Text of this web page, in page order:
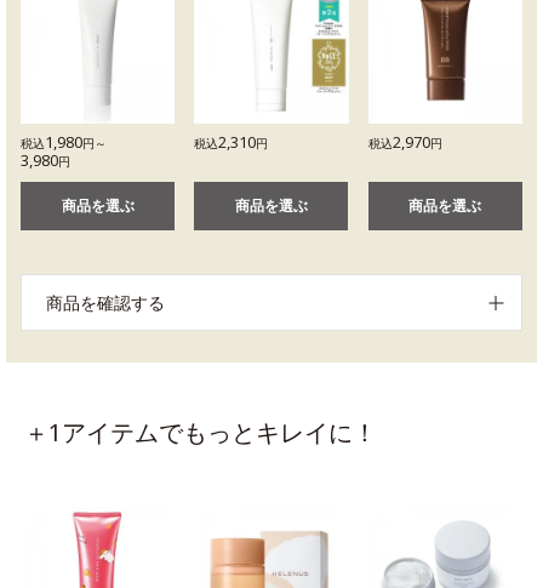
税込1,980円～
3,980円
商品を選ぶ
税込2,310円
商品を選ぶ
税込2,970円
商品を選ぶ
商品を確認する
＋1アイテムでもっとキレイに！